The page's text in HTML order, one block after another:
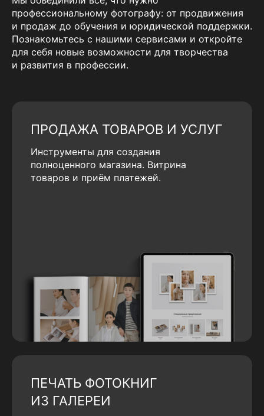
профессиональному фотографу: от продвижения
и продаж до обучения и юридической поддержки.
Познакомьтесь с нашими сервисами и откройте
для себя новые возможности для творчества
и развития в профессии.
ПРОДАЖА ТОВАРОВ И УСЛУГ
Инструменты для создания
полноценного магазина. Витрина
товаров и приём платежей.
ПЕЧАТЬ ФОТОКНИГ
ИЗ ГАЛЕРЕИ